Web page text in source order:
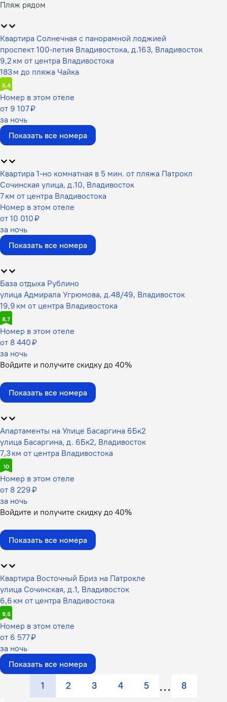
Пляж рядом
Квартира Солнечная с панорамной лоджией
проспект 100-летия Владивостока, д.163, Владивосток
9,2 км от центра Владивостока
183 м до пляжа Чайка
5,4
Номер в этом отеле
от 9 107 ₽
за ночь
Показать все номера
Квартира 1-но комнатная в 5 мин. от пляжа Патрокл
Сочинская улица, д.10, Владивосток
7 км от центра Владивостока
Номер в этом отеле
от 10 010 ₽
за ночь
Показать все номера
База отдыха Рублино
улица Адмирала Угрюмова, д.48/49, Владивосток
19,9 км от центра Владивостока
8,7
Номер в этом отеле
от 8 440 ₽
за ночь
Войдите и получите скидку до 40%
Показать все номера
Апартаменты на Улице Басаргина 6Бк2
улица Басаргина, д. 6Бк2, Владивосток
7,3 км от центра Владивостока
10
Номер в этом отеле
от 8 229 ₽
за ночь
Войдите и получите скидку до 40%
Показать все номера
Квартира Восточный Бриз на Патрокле
улица Сочинская, д.1, Владивосток
6,6 км от центра Владивостока
9,6
Номер в этом отеле
от 6 577 ₽
за ночь
Показать все номера
1 2 3 4 5 8